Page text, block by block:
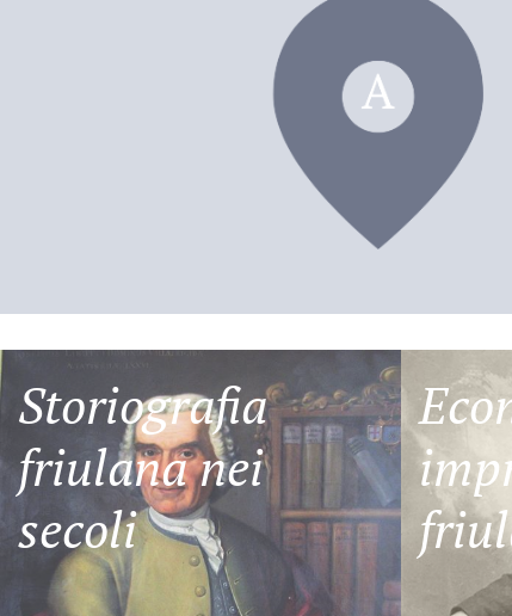
Storiografia
friulana nei
secoli